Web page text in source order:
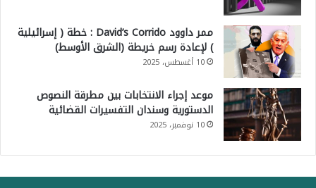
ممر داوود David’s Corrido : خطة ( إسرائيلية
) لإعادة رسم خريطة (الشرق الأوسط)
10 أغسطس، 2025
موعد إجراء الانتخابات بين مطرقة النصوص
الدستورية وسندان التفسيرات القضائية
10 نوفمبر، 2025